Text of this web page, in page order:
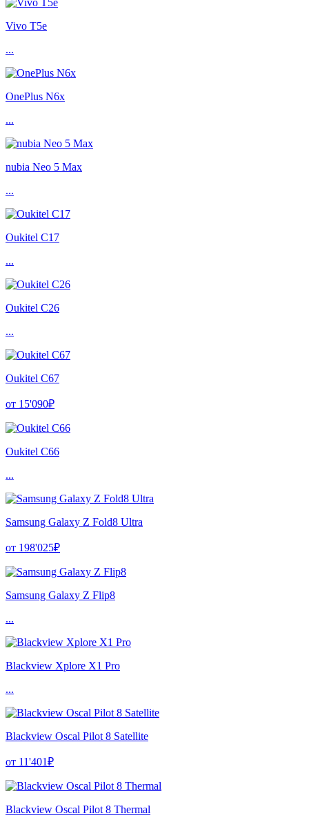
Vivo T5e
...
OnePlus N6x
...
nubia Neo 5 Max
...
Oukitel C17
...
Oukitel C26
...
Oukitel C67
от 15'090₽
Oukitel C66
...
Samsung Galaxy Z Fold8 Ultra
от 198'025₽
Samsung Galaxy Z Flip8
...
Blackview Xplore X1 Pro
...
Blackview Oscal Pilot 8 Satellite
от 11'401₽
Blackview Oscal Pilot 8 Thermal